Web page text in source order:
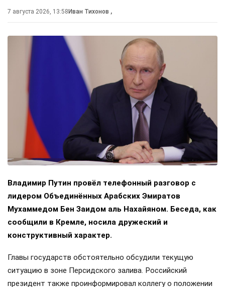
7 августа 2026, 13:58Иван Тихонов ,
Владимир Путин провёл телефонный разговор с
лидером Объединённых Арабских Эмиратов
Мухаммедом Бен Заидом аль Нахайяном. Беседа, как
сообщили в Кремле, носила дружеский и
конструктивный характер.
Главы государств обстоятельно обсудили текущую
ситуацию в зоне Персидского залива. Российский
президент также проинформировал коллегу о положении